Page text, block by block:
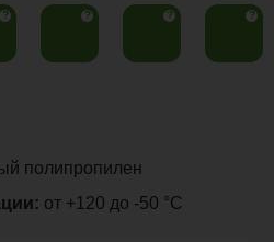
? ? ? ?
полипропилен
от +120 до -50 °С